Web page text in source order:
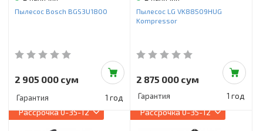
Пылесос Bosch BGS3U1800
2 905 000 сум
Гарантия 1 год
Пылесос LG VK88509HUG
Kompressor
2 875 000 сум
Гарантия 1 год
Рассрочка0-35-12 Рассрочка0-35-12